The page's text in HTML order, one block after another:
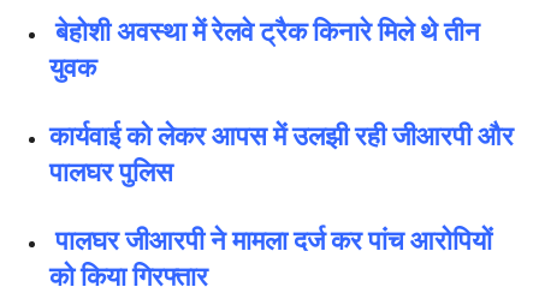
बेहोशी अवस्था में रेलवे ट्रैक किनारे मिले थे तीन
युवक
कार्यवाई को लेकर आपस में उलझी रही जीआरपी और
पालघर पुलिस
पालघर जीआरपी ने मामला दर्ज कर पांच आरोपियों
को किया गिरफ्तार